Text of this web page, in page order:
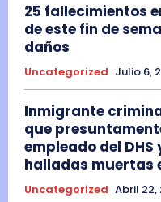
25 fallecimientos
de este fin de
daños
Uncategorized Julio 6,
Inmigrante
que
empleado del
halladas muertas
Uncategorized Abril 22,